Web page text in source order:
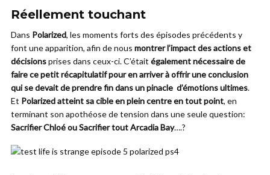
Réellement touchant
Dans Polarized, les moments forts des épisodes précédents y
font une apparition, afin de nous montrer l’impact des actions et
décisionsprises dans ceux-ci. C’était également nécessaire de
faire ce petit récapitulatif pour en arriver à offrir une conclusion
qui se devait de prendre fin dans un pinacle d’émotions ultimes.
Et Polarized atteint sa cible en plein centre en tout point, en
terminant son apothéose de tension dans une seule question:
Sacrifier Chloé ou Sacrifier tout Arcadia Bay….?